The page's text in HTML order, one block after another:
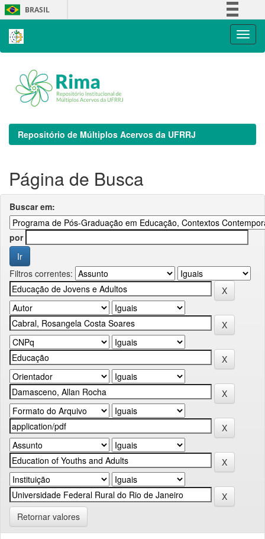
Skip
navigation
BRASIL
Repositório de Múltiplos Acervos da UFRRJ
Página de Busca
Buscar em:
por
Filtros correntes:
Retornar valores